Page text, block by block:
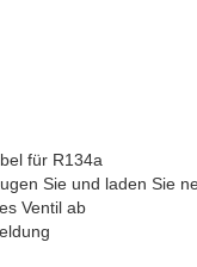
für R134a
Sie und laden Sie
Ventil ab